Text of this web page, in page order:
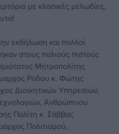
με κλασικές μελωδίες,
εκδήλωση και πολλοί
στους παλιούς πιστούς
Μητροπολίτης
Ρόδου κ. Φώτης
Διοικητικών Υπηρεσιών,
Ανθρώπινου
Πολίτη κ. Σάββας
Πολιτισμού,